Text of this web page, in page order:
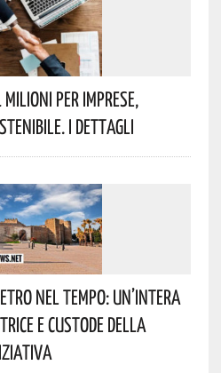
Per Imprese,
I Dettagli
Nel Tempo: Un’intera
E Custode Della